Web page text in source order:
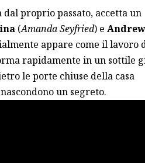
proprio passato, accetta un
(Amanda Seyfried) e Andrew
appare come il lavoro
rapidamente in un sottile
le porte chiuse della casa
un segreto.